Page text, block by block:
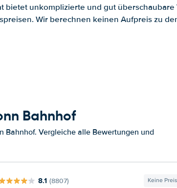
bietet unkomplizierte und gut überschaubare
Wir berechnen keinen Aufpreis zu
Bahnhof
Bahnhof. Vergleiche alle Bewertungen und
8.1 (8807) Keine